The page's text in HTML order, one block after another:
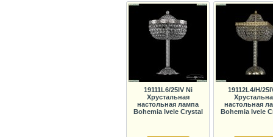
19111L6/25IV Ni
Хрустальная
настольная лампа
Bohemia Ivele Crystal
19112L4/H/
настольная
Bohemia Ivele